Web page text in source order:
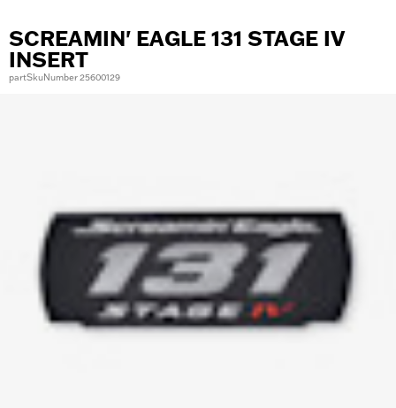
SCREAMIN' EAGLE 131 STAGE IV
INSERT
partSkuNumber 25600129